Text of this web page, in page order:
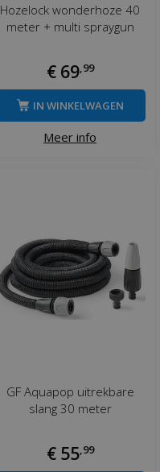
Hozelock wonderhoze 40
meter + multi spraygun
€ 69, 99
Meer info
IN WINKELWAGEN
GF Aquapop uitrekbare
slang 30 meter
€ 55 99